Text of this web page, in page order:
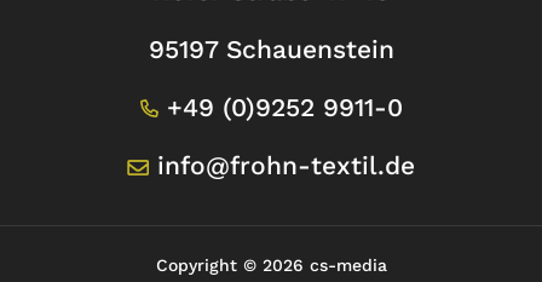
95197 Schauenstein
+49 (0)9252 9911-0
info@frohn-textil.de
Copyright © 2026 cs-media